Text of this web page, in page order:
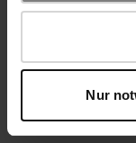
Nur